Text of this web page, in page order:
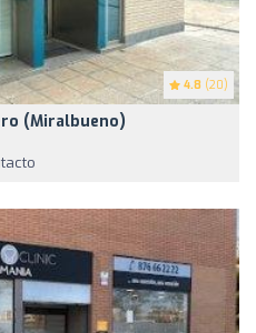
4.8 (20)
(Miralbueno)